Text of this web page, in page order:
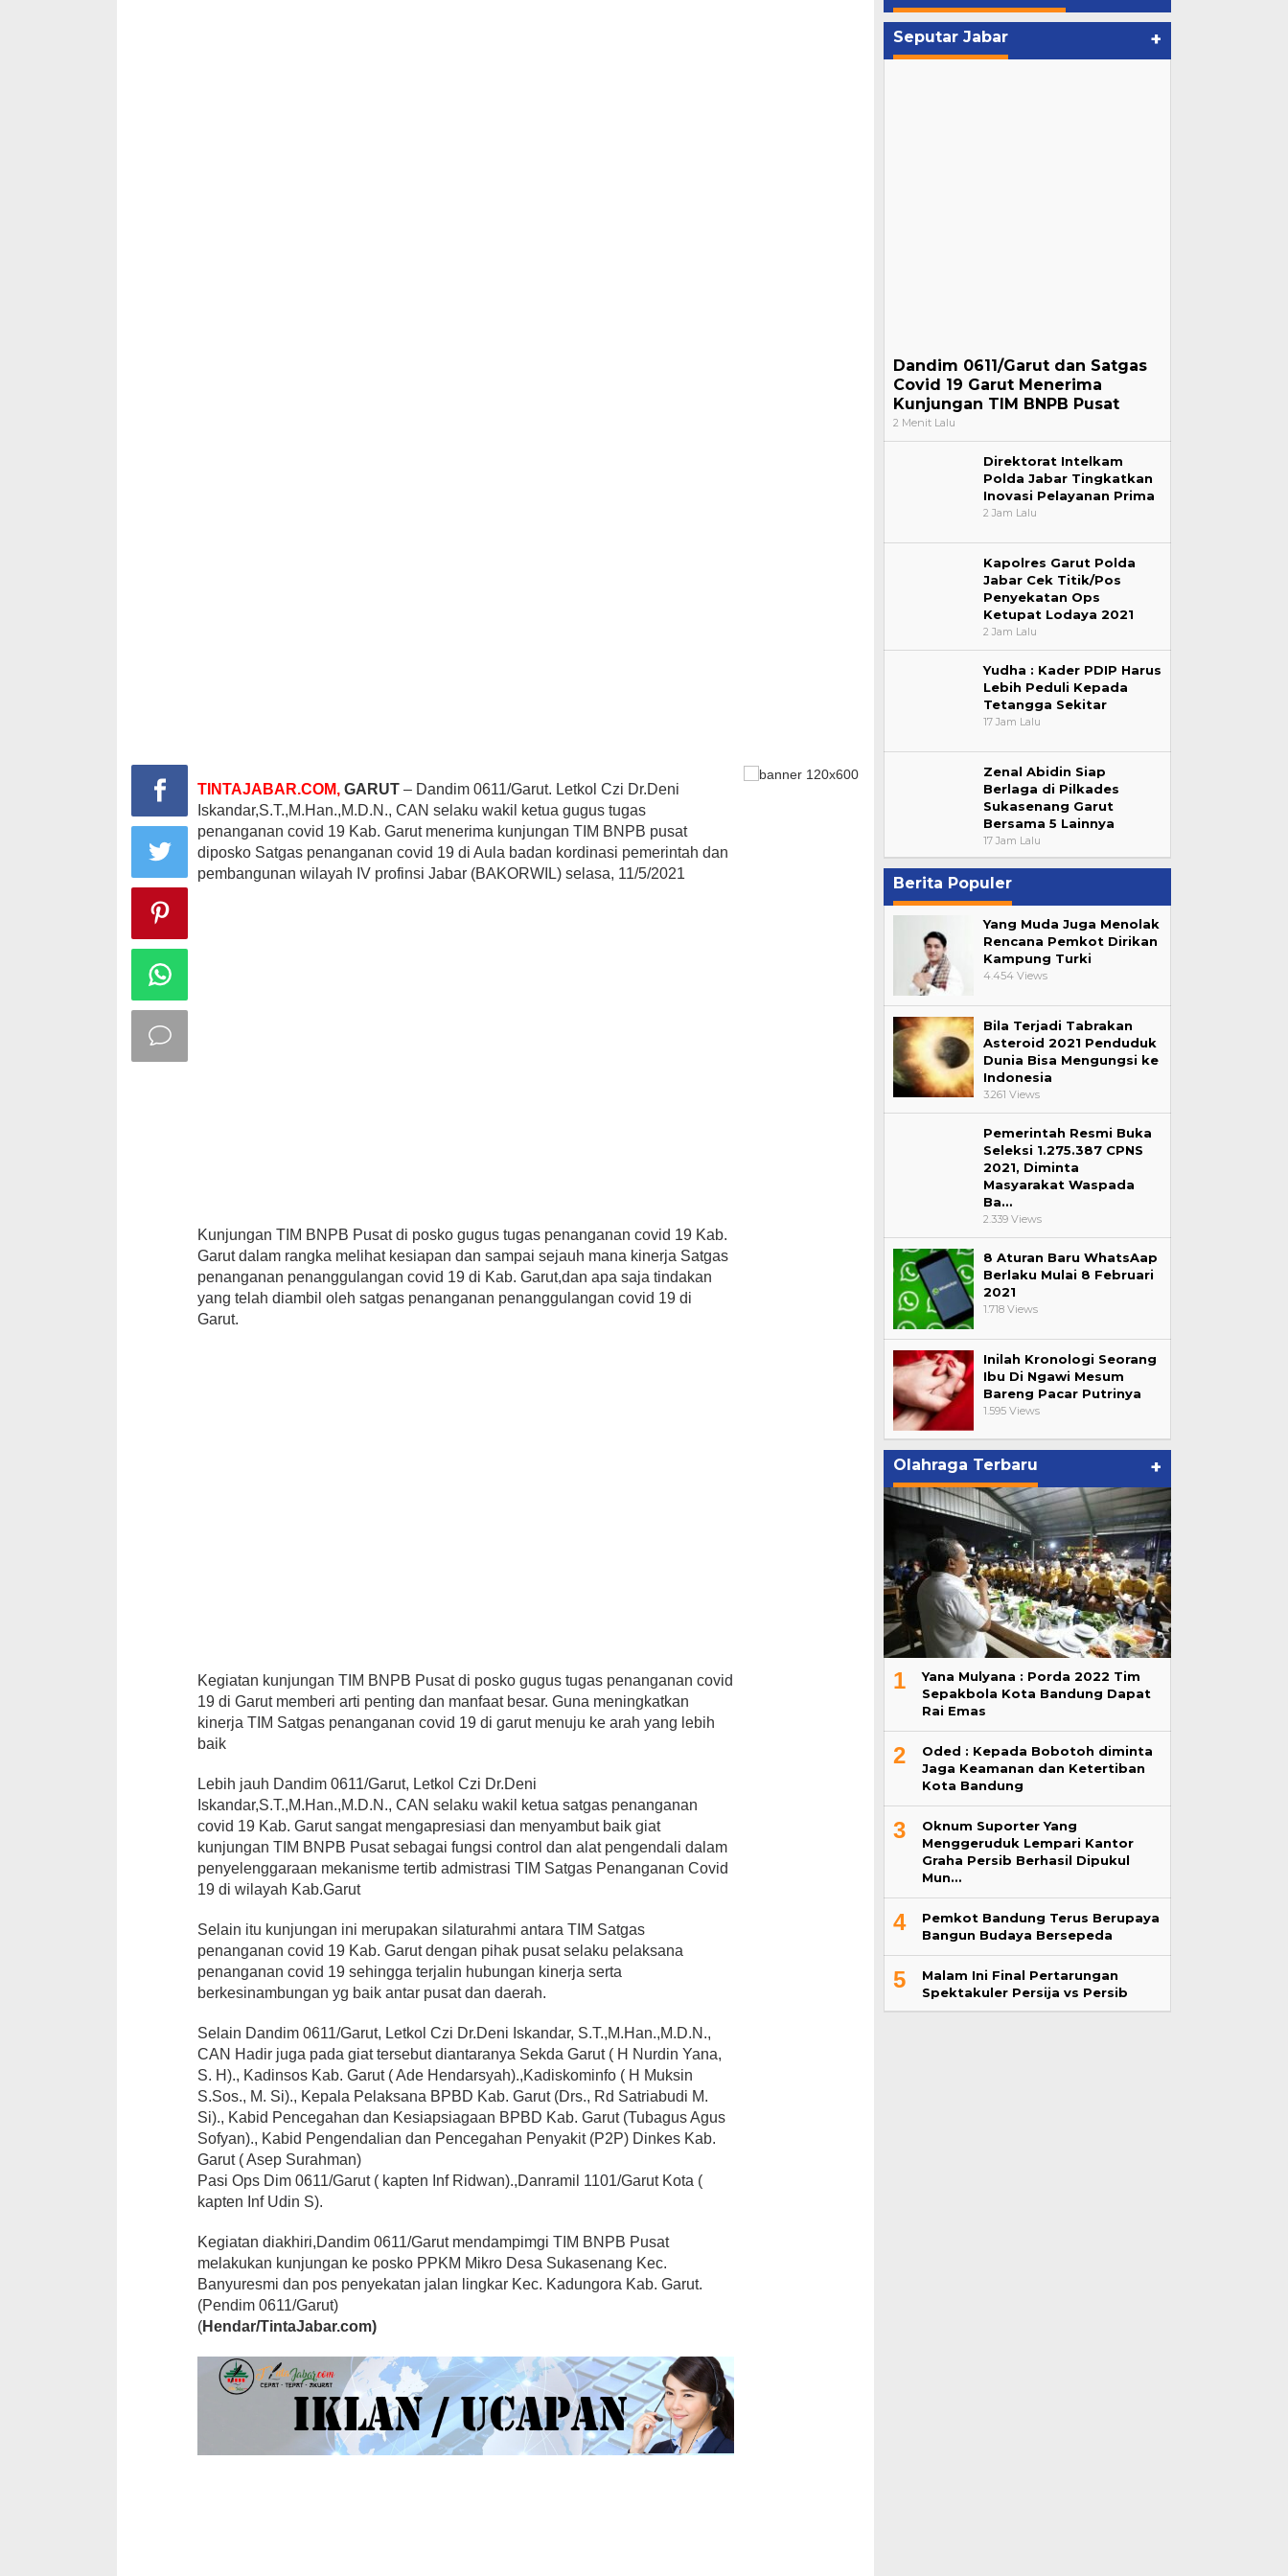
TINTAJABAR.COM, GARUT – Dandim 0611/Garut. Letkol Czi Dr.Deni
Iskandar,S.T.,M.Han.,M.D.N., CAN selaku wakil ketua gugus tugas
penanganan covid 19 Kab. Garut menerima kunjungan TIM BNPB pusat
diposko Satgas penanganan covid 19 di Aula badan kordinasi pemerintah dan
pembangunan wilayah IV profinsi Jabar (BAKORWIL) selasa, 11/5/2021
Kunjungan TIM BNPB Pusat di posko gugus tugas penanganan covid 19 Kab.
Garut dalam rangka melihat kesiapan dan sampai sejauh mana kinerja Satgas
penanganan penanggulangan covid 19 di Kab. Garut,dan apa saja tindakan
yang telah diambil oleh satgas penanganan penanggulangan covid 19 di
Garut.
Kegiatan kunjungan TIM BNPB Pusat di posko gugus tugas penanganan covid
19 di Garut memberi arti penting dan manfaat besar. Guna meningkatkan
kinerja TIM Satgas penanganan covid 19 di garut menuju ke arah yang lebih
baik
Lebih jauh Dandim 0611/Garut, Letkol Czi Dr.Deni
Iskandar,S.T.,M.Han.,M.D.N., CAN selaku wakil ketua satgas penanganan
covid 19 Kab. Garut sangat mengapresiasi dan menyambut baik giat
kunjungan TIM BNPB Pusat sebagai fungsi control dan alat pengendali dalam
penyelenggaraan mekanisme tertib admistrasi TIM Satgas Penanganan Covid
19 di wilayah Kab.Garut
Selain itu kunjungan ini merupakan silaturahmi antara TIM Satgas
penanganan covid 19 Kab. Garut dengan pihak pusat selaku pelaksana
penanganan covid 19 sehingga terjalin hubungan kinerja serta
berkesinambungan yg baik antar pusat dan daerah.
Selain Dandim 0611/Garut, Letkol Czi Dr.Deni Iskandar, S.T.,M.Han.,M.D.N.,
CAN Hadir juga pada giat tersebut diantaranya Sekda Garut ( H Nurdin Yana,
S. H)., Kadinsos Kab. Garut ( Ade Hendarsyah).,Kadiskominfo ( H Muksin
S.Sos., M. Si)., Kepala Pelaksana BPBD Kab. Garut (Drs., Rd Satriabudi M.
Si)., Kabid Pencegahan dan Kesiapsiagaan BPBD Kab. Garut (Tubagus Agus
Sofyan)., Kabid Pengendalian dan Pencegahan Penyakit (P2P) Dinkes Kab.
Garut ( Asep Surahman)
Pasi Ops Dim 0611/Garut ( kapten Inf Ridwan).,Danramil 1101/Garut Kota (
kapten Inf Udin S).
Kegiatan diakhiri,Dandim 0611/Garut mendampimgi TIM BNPB Pusat
melakukan kunjungan ke posko PPKM Mikro Desa Sukasenang Kec.
Banyuresmi dan pos penyekatan jalan lingkar Kec. Kadungora Kab. Garut.
(Pendim 0611/Garut)
(Hendar/TintaJabar.com)
Seputar Jabar +
Dandim 0611/Garut dan Satgas
Covid 19 Garut Menerima
Kunjungan TIM BNPB Pusat
2 Menit Lalu
Direktorat Intelkam
Polda Jabar Tingkatkan
Inovasi Pelayanan Prima
2 Jam Lalu
Kapolres Garut Polda
Jabar Cek Titik/Pos
Penyekatan Ops
Ketupat Lodaya 2021
2 Jam Lalu
Yudha : Kader PDIP Harus
Lebih Peduli Kepada
Tetangga Sekitar
17 Jam Lalu
Zenal Abidin Siap
Berlaga di Pilkades
Sukasenang Garut
Bersama 5 Lainnya
17 Jam Lalu
Berita Populer
Yang Muda Juga Menolak
Rencana Pemkot Dirikan
Kampung Turki
4.454 Views
Bila Terjadi Tabrakan
Asteroid 2021 Penduduk
Dunia Bisa Mengungsi ke
Indonesia
3.261 Views
Pemerintah Resmi Buka
Seleksi 1.275.387 CPNS
2021, Diminta
Masyarakat Waspada
Ba…
2.339 Views
8 Aturan Baru WhatsAap
Berlaku Mulai 8 Februari
2021
1.718 Views
Inilah Kronologi Seorang
Ibu Di Ngawi Mesum
Bareng Pacar Putrinya
1.595 Views
Olahraga Terbaru +
1
Yana Mulyana : Porda 2022 Tim
Sepakbola Kota Bandung Dapat
Rai Emas
2
Oded : Kepada Bobotoh diminta
Jaga Keamanan dan Ketertiban
Kota Bandung
3
Oknum Suporter Yang
Menggeruduk Lempari Kantor
Graha Persib Berhasil Dipukul
Mun…
4
Pemkot Bandung Terus Berupaya
Bangun Budaya Bersepeda
5
Malam Ini Final Pertarungan
Spektakuler Persija vs Persib